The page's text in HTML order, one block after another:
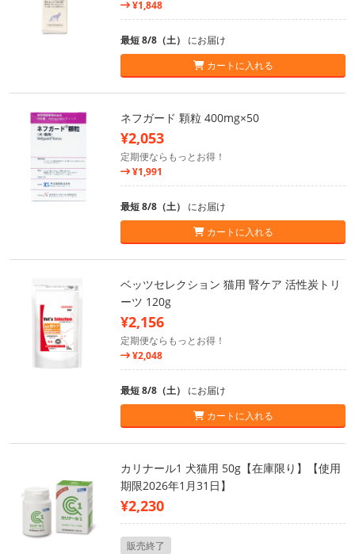
¥1,848
最短 8/8（土） にお届け
カートに入れる
ネフガード 顆粒 400mg×50
¥2,053
定期便ならもっとお得！
¥1,991
最短 8/8（土） にお届け
カートに入れる
ベッツセレクション 猫用 腎ケア 活性炭トリ
ーツ 120g
¥2,156
定期便ならもっとお得！
¥2,048
最短 8/8（土） にお届け
カートに入れる
カリナール1 犬猫用 50g【在庫限り】【使用
期限2026年1月31日】
¥2,230
販売終了